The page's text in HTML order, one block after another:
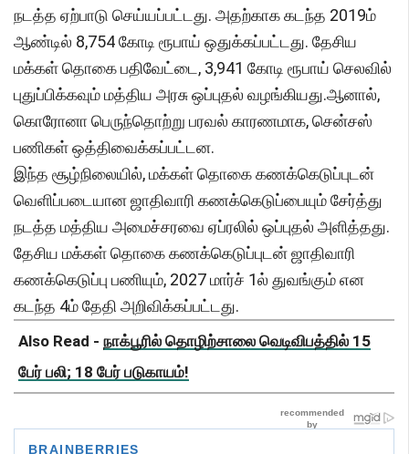
நடத்த ஏற்பாடு செய்யப்பட்டது. அதற்காக கடந்த 2019ம்
ஆண்டில் 8,754 கோடி ரூபாய் ஒதுக்கப்பட்டது. தேசிய
மக்கள் தொகை பதிவேட்டை, 3,941 கோடி ரூபாய் செலவில்
புதுப்பிக்கவும் மத்திய அரசு ஒப்புதல் வழங்கியது.ஆனால்,
கொரோனா பெருந்தொற்று பரவல் காரணமாக, சென்சஸ்
பணிகள் ஒத்திவைக்கப்பட்டன.
இந்த சூழ்நிலையில், மக்கள் தொகை கணக்கெடுப்புடன்
வெளிப்படையான ஜாதிவாரி கணக்கெடுப்பையும் சேர்த்து
நடத்த மத்திய அமைச்சரவை ஏப்ரலில் ஒப்புதல் அளித்தது.
தேசிய மக்கள் தொகை கணக்கெடுப்புடன் ஜாதிவாரி
கணக்கெடுப்பு பணியும், 2027 மார்ச் 1ல் துவங்கும் என
கடந்த 4ம் தேதி அறிவிக்கப்பட்டது.
Also Read - நாக்பூரில் தொழிற்சாலை வெடிவிபத்தில் 15
பேர் பலி; 18 பேர் படுகாயம்!